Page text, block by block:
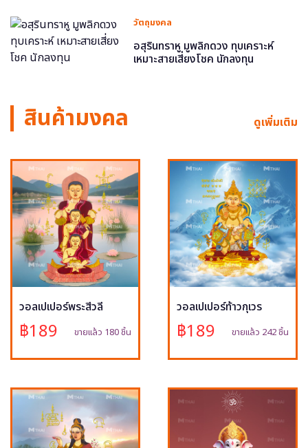
วัตถุมงคล
อสุรินทราหู มูพลิกดวง ทุบเคราะห์
เหมาะสายเสี่ยงโชค นักลงทุน
สินค้ามงคล ดูเพิ่มเติม
วอลเปเปอร์พระสีวลี
฿189 ขายแล้ว 180 ชิ้น
วอลเปเปอร์ท้าวกุเวร
฿189 ขายแล้ว 242 ชิ้น